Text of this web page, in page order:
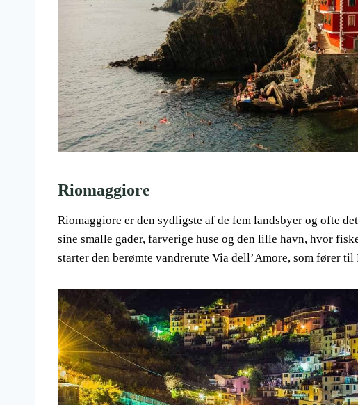
Riomaggiore
Riomaggiore er den sydligste af de fem landsbyer og ofte
sine smalle gader, farverige huse og den lille havn, hvor
starter den berømte vandrerute Via dell’Amore, som fører til